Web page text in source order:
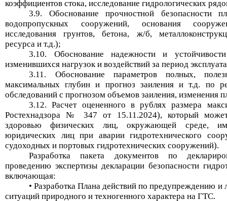
коэффициентов стока, исследование гидрологических
3.9. Обоснование прочностной безопасности
водопропускных сооружений, основания
исследования грунтов, бетона, ж/б,
ресурса и т.д.);
3.10. Обоснование надежности и
изменившихся нагрузок и воздействий за период
3.11. Обоснование параметров полных,
максимальных глубин и прогноз заиления и т.д. по
обследований с прогнозом объемов заиления, изменения
3.12. Расчет оцененного в рублях размера
Ростехнадзора № 347 от 15.11.2024), который
здоровью физических лиц, окружающей среде,
юридических лиц при аварии гидротехнического
судоходных и портовых гидротехнических сооружений).
Разработка пакета документов по
проведению экспертизы декларации безопасности
включающая:
• Разработка Плана действий по предупреждению и
ситуаций природного и техногенного характера на ГТС.